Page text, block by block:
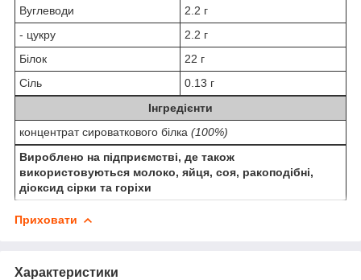
Вуглеводи
2.2 г
- цукру
2.2 г
Білок
22 г
Сіль
0.13 г
Інгредієнти
концентрат сироваткового білка (100%)
Вироблено на підприємстві, де також
використовуються молоко, яйця, соя, ракоподібні,
діоксид сірки та горіхи
Приховати
Характеристики